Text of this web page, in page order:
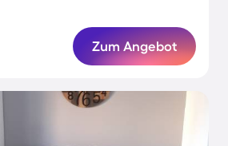
Zum Angebot